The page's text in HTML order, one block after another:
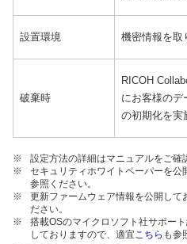
設置環境 機密情報を取
破棄時
RICOH
にお客様のデ
の初期化を実
※
設定方法の詳細はマニュアルをご確
※
セキュリティホワイトペーパーを公
参照ください。
※
更新ファームウェア情報を公開して
ださい。
※
搭載OSのマイクロソフト社サポー
しておりますので、適宜こちら も参